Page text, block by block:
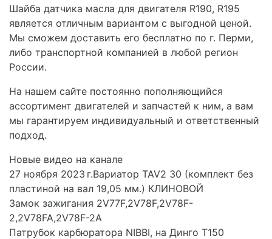
Шайба датчика масла для двигателя R190, R195
является отличным вариантом с выгодной ценой.
Мы сможем доставить его бесплатно по г. Перми,
либо транспортной компанией в любой регион
России.
На нашем сайте постоянно пополняющийся
ассортимент двигателей и запчастей к ним, а вам
мы гарантируем индивидуальный и ответственный
подход.
Новые видео на канале
27 ноября 2023 г.Вариатор TAV2 30 (комплект без
пластиной на вал 19,05 мм.) КЛИНОВОЙ
Замок зажигания 2V77F,2V78F,2V78F-
2,2V78FA,2V78F-2A
Патрубок карбюратора NIBBI, на Динго Т150